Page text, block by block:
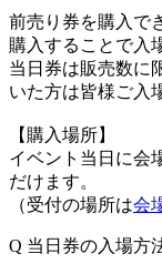
前売り券を購入で
購入することで入
当日券は販売数に
いた方は皆様ご入
【購入場所】
イベント当日に会
だけます。
（受付の場所は会
Q 当日券の入場方